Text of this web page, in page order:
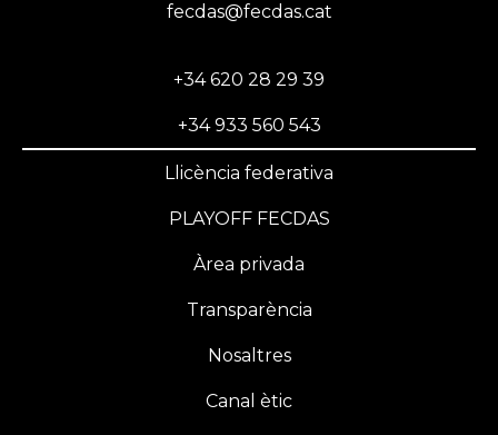
fecdas@fecdas.cat
+34 620 28 29 39
+34 933 560 543
Llicència federativa
PLAYOFF FECDAS
Àrea privada
Transparència
Nosaltres
Canal ètic